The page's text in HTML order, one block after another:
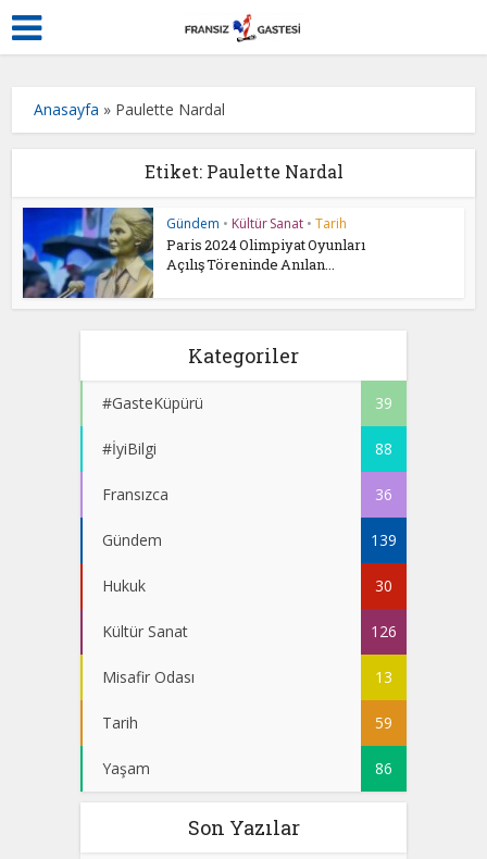
Anasayfa » Paulette Nardal
Etiket: Paulette Nardal
Gündem • Kültür Sanat • Tarih
Paris 2024 Olimpiyat Oyunları
Açılış Töreninde Anılan...
Kategoriler
#GasteKüpürü 39
#İyiBilgi 88
Fransızca 36
Gündem 139
Hukuk 30
Kültür Sanat 126
Misafir Odası 13
Tarih 59
Yaşam 86
Son Yazılar